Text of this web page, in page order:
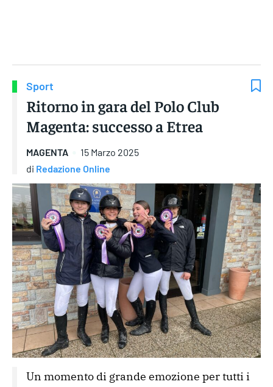
Sport
Ritorno in gara del Polo Club
Magenta: successo a Etrea
MAGENTA
15 Marzo 2025
di Redazione Online
Un momento di grande emozione per tutti i